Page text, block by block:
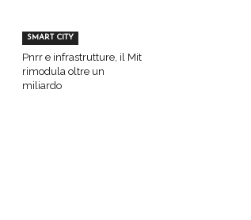
SMART CITY
Pnrr e infrastrutture, il Mit
rimodula oltre un
miliardo